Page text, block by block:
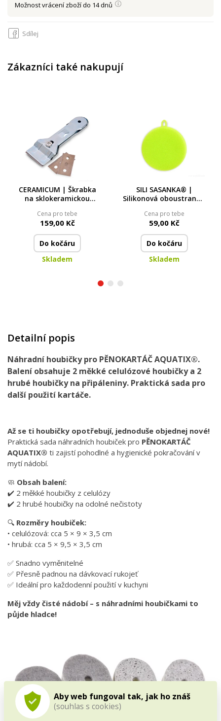
Aby web fungoval tak, jak ho znáš
(souhlas s cookies)
Možnost vrácení zboží do 14 dnů
Sdílej
Zákazníci také nakupují
CERAMICUM | Škrabka
na sklokeramickou
břity ZDARMA
Cena pro tebe
159,00 Kč
Do kočáru
Skladem
SILI SASANKA® |
Silikonová oboustranná
Cena pro tebe
59,00 Kč
Do kočáru
Skladem
Detailní popis
Náhradní houbičky pro PĚNOKARTÁČ AQUATIX®.
Balení obsahuje 2 měkké celulózové houbičky a 2
hrubé houbičky na připáleniny. Praktická sada pro
další použití kartáče.
Až se ti houbičky opotřebují, jednoduše objednej nové!
Praktická sada náhradních houbiček pro PĚNOKARTÁČ
AQUATIX® ti zajistí pohodlné a hygienické pokračování v
mytí nádobí.
🧼 Obsah balení:
✔️ 2 měkké houbičky z celulózy
✔️ 2 hrubé houbičky na odolné nečistoty
🔍 Rozměry houbiček:
• celulózová: cca 5 × 9 × 3,5 cm
• hrubá: cca 5 × 9,5 × 3,5 cm
✅ Snadno vyměnitelné
✅ Přesně padnou na dávkovací rukojeť
✅ Ideální pro každodenní použití v kuchyni
Měj vždy čisté nádobí – s náhradními houbičkami to
půjde hladce!